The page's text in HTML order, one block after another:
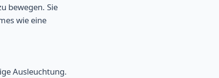
bewegen. Sie
wie eine
Ausleuchtung.